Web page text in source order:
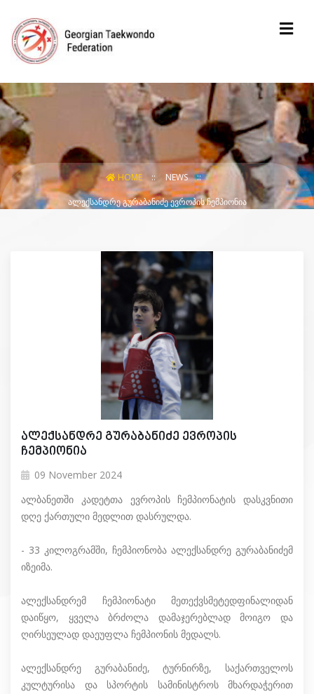
HOME NEWS
ᲐᲚᲔᲥᲡᲐᲜᲓᲠᲔ ᲒᲣᲠᲐᲑᲐᲜᲘᲫᲔ ᲔᲕᲠᲝᲞᲘᲡ ᲩᲔᲛᲞᲘᲝᲜᲘᲐ
ალექსანდრე გურაბანიძე ევროპის
ჩემპიონია
09 November 2024
ალბანეთში კადეტთა ევროპის ჩემპიონატის დასკვნითი
დღე ქართული მედლით დასრულდა.
- 33 კილოგრამში, ჩემპიონობა ალექსანდრე გურაბანიძემ
იზეიმა.
ალექსანდრემ ჩემპიონატი მეთექვსმეტედფინალიდან
დაიწყო, ყველა ბრძოლა დამაჯერებლად მოიგო და
ღირსეულად დაეუფლა ჩემპიონის მედალს.
ალექსანდრე გურაბანიძე, ტურნირზე, საქართველოს
კულტურისა და სპორტის სამინისტროს მხარდაჭერით